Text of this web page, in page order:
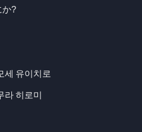
か?
세 유이치로
라 히로미